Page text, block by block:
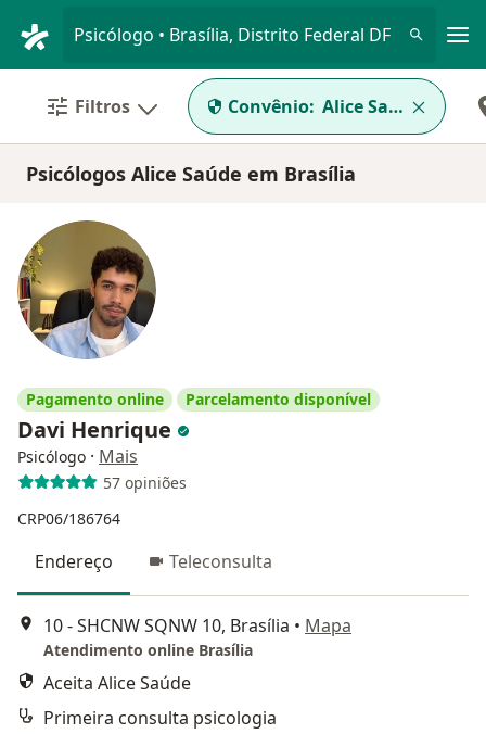
Psicólogo • Brasília, Distrito Federal DF
Filtros Convênio: Alice Saúde
Psicólogos Alice Saúde em Brasília
Pagamento online Parcelamento disponível
Davi Henrique
Psicólogo · Mais
57 opiniões
CRP06/186764
Endereço Teleconsulta
10 - SHCNW SQNW 10, Brasília • Mapa
Atendimento online Brasília
Aceita Alice Saúde
Primeira consulta psicologia